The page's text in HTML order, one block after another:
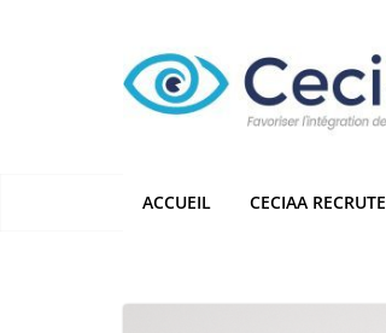
ACCUEIL CECIAA RECRUTE